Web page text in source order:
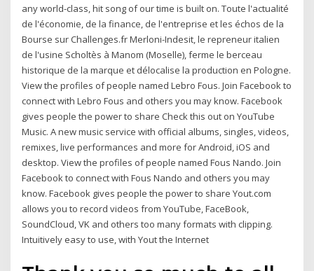
any world-class, hit song of our time is built on. Toute l'actualité
de l'économie, de la finance, de l'entreprise et les échos de la
Bourse sur Challenges.fr Merloni-Indesit, le repreneur italien
de l'usine Scholtès à Manom (Moselle), ferme le berceau
historique de la marque et délocalise la production en Pologne.
View the profiles of people named Lebro Fous. Join Facebook to
connect with Lebro Fous and others you may know. Facebook
gives people the power to share Check this out on YouTube
Music. A new music service with official albums, singles, videos,
remixes, live performances and more for Android, iOS and
desktop. View the profiles of people named Fous Nando. Join
Facebook to connect with Fous Nando and others you may
know. Facebook gives people the power to share Yout.com
allows you to record videos from YouTube, FaceBook,
SoundCloud, VK and others too many formats with clipping.
Intuitively easy to use, with Yout the Internet